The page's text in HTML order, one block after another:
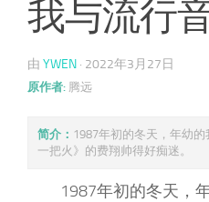
我与流行
由 YWEN · 2022年3月27日
原作者: 腾远
简介： 1987年初的冬天，年幼
一把火》的费翔帅得好痴迷。
1987年初的冬天，